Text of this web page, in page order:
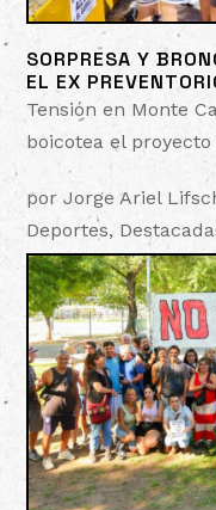
SORPRESA Y
EL EX
porJorge Ariel
Deportes,
Tensión en Monte
boicotea el proyecto